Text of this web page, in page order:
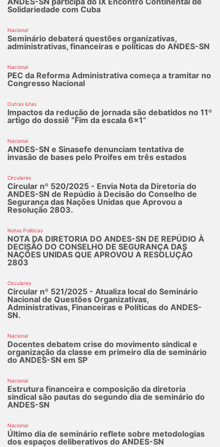
Solidariedade com Cuba
Nacional
Seminário debaterá questões organizativas,
administrativas, financeiras e políticas do ANDES-SN
Nacional
PEC da Reforma Administrativa começa a tramitar no
Congresso Nacional
Outras lutas
Impactos da redução de jornada são debatidos no 11º
artigo do dossiê “Fim da escala 6x1”
Nacional
ANDES-SN e Sinasefe denunciam tentativa de
invasão de bases pelo Proifes em três estados
Circulares
Circular nº 520/2025 - Envia Nota da Diretoria do
ANDES-SN de Repúdio à Decisão do Conselho de
Segurança das Nações Unidas que Aprovou a
Resolução 2803.
Notas Políticas
NOTA DA DIRETORIA DO ANDES-SN DE REPÚDIO À
DECISÃO DO CONSELHO DE SEGURANÇA DAS
NAÇÕES UNIDAS QUE APROVOU A RESOLUÇÃO
2803
Circulares
Circular nº 521/2025 - Atualiza local do Seminário
Nacional de Questões Organizativas,
Administrativas, Financeiras e Políticas do ANDES-
SN.
Nacional
Docentes debatem crise do movimento sindical e
organização da classe em primeiro dia de seminário
do ANDES-SN em SP
Nacional
Estrutura financeira e composição da diretoria
sindical são pautas do segundo dia de seminário do
ANDES-SN
Nacional
Último dia de seminário reflete sobre metodologias
dos espaços deliberativos do ANDES-SN